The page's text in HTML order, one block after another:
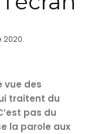
2020
vue des
traitent du
pas du
la parole aux